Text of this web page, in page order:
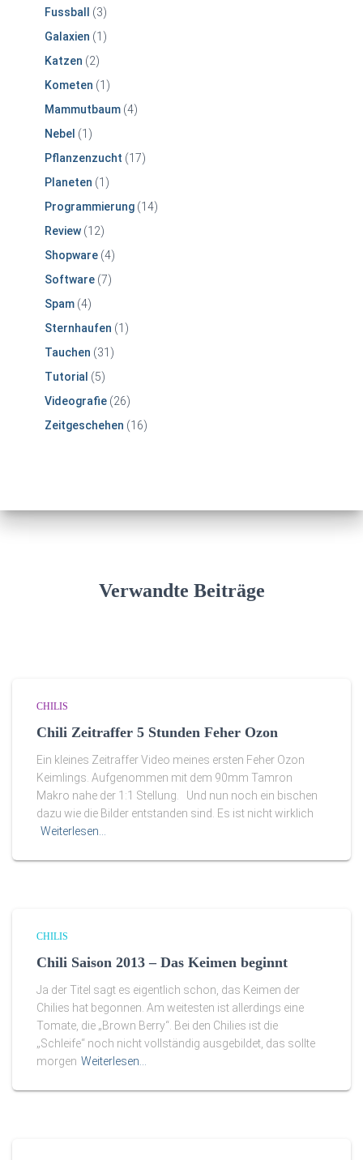
Fussball
(3)
Galaxien (1)
Katzen (2)
Kometen (1)
Mammutbaum (4)
Nebel (1)
Pflanzenzucht (17)
Planeten (1)
Programmierung (14)
Review (12)
Shopware (4)
Software (7)
Spam (4)
Sternhaufen (1)
Tauchen (31)
Tutorial (5)
Videografie (26)
Zeitgeschehen (16)
Verwandte Beiträge
CHILIS
Chili Zeitraffer 5 Stunden Feher Ozon
Ein kleines Zeitraffer Video meines ersten Feher Ozon
Keimlings. Aufgenommen mit dem 90mm Tamron
Makro nahe der 1:1 Stellung. Und nun noch ein bischen
dazu wie die Bilder entstanden sind. Es ist nicht wirklich
Weiterlesen…
CHILIS
Chili Saison 2013 – Das Keimen beginnt
Ja der Titel sagt es eigentlich schon, das Keimen der
Chilies hat begonnen. Am weitesten ist allerdings eine
Tomate, die „Brown Berry“. Bei den Chilies ist die
„Schleife“ noch nicht vollständig ausgebildet, das sollte
morgen Weiterlesen…